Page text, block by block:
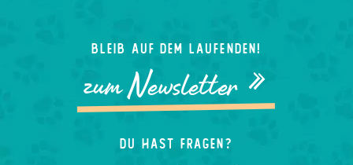
Bleib auf dem laufenden!
zum Newsletter »
Du hast Fragen?